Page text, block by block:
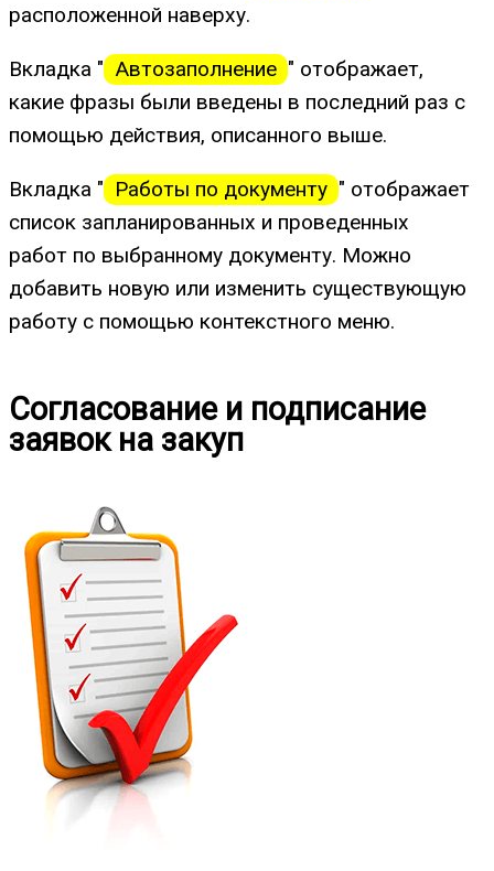
расположенной наверху.
Вкладка " Автозаполнение " отображает,
какие фразы были введены в последний раз с
помощью действия, описанного выше.
Вкладка " Работы по документу " отображает
список запланированных и проведенных
работ по выбранному документу. Можно
добавить новую или изменить существующую
работу с помощью контекстного меню.
Согласование и подписание
заявок на закуп